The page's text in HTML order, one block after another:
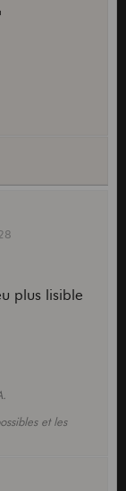
plus lisible
et les